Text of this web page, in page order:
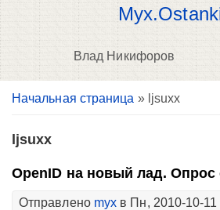
Влад Никифоров
Вы здесь
Начальная страница » ljsuxx
ljsuxx
OpenID на новый лад. Опрос
Отправлено myx в Пн, 2010-10-11